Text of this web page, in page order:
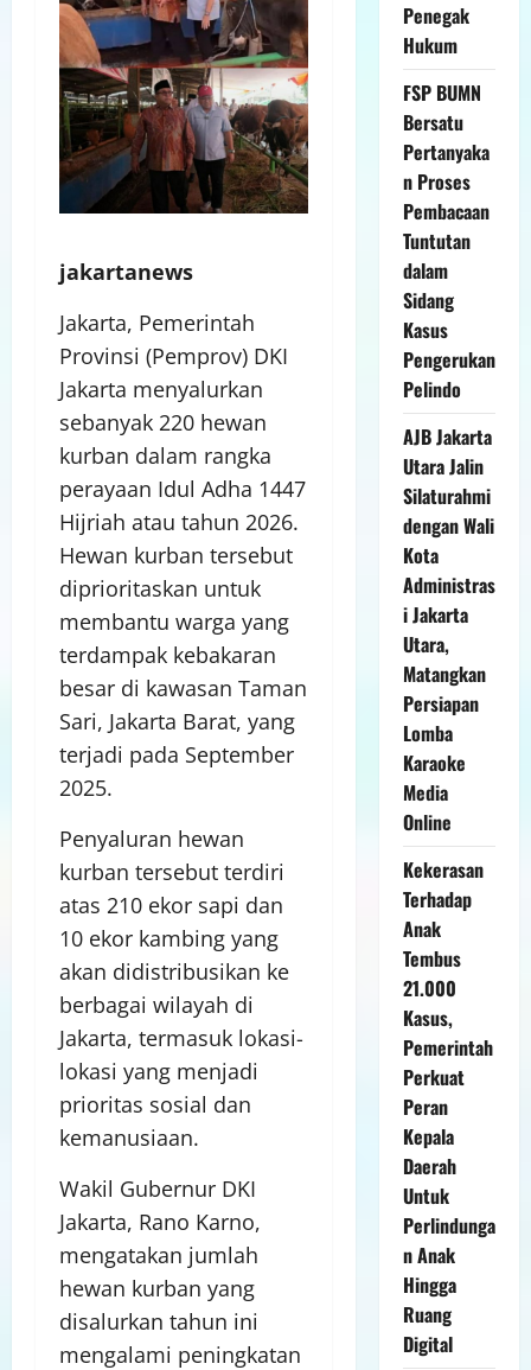
jakartanews
Jakarta, Pemerintah
Provinsi (Pemprov) DKI
Jakarta menyalurkan
sebanyak 220 hewan
kurban dalam rangka
perayaan Idul Adha 1447
Hijriah atau tahun 2026.
Hewan kurban tersebut
diprioritaskan untuk
membantu warga yang
terdampak kebakaran
besar di kawasan Taman
Sari, Jakarta Barat, yang
terjadi pada September
2025.
Penyaluran hewan
kurban tersebut terdiri
atas 210 ekor sapi dan
10 ekor kambing yang
akan didistribusikan ke
berbagai wilayah di
Jakarta, termasuk lokasi-
lokasi yang menjadi
prioritas sosial dan
kemanusiaan.
Wakil Gubernur DKI
Jakarta, Rano Karno,
mengatakan jumlah
hewan kurban yang
disalurkan tahun ini
mengalami peningkatan
Penegak
Hukum
FSP BUMN
Bersatu
Pertanyaka
n Proses
Pembacaan
Tuntutan
dalam
Sidang
Kasus
Pengerukan
Pelindo
AJB Jakarta
Utara Jalin
Silaturahmi
dengan Wali
Kota
Administras
i Jakarta
Utara,
Matangkan
Persiapan
Lomba
Karaoke
Media
Online
Kekerasan
Terhadap
Anak
Tembus
21.000
Kasus,
Pemerintah
Perkuat
Peran
Kepala
Daerah
Untuk
Perlindunga
n Anak
Hingga
Ruang
Digital